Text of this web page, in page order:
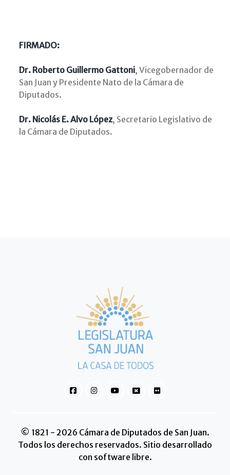
FIRMADO:
Dr. Roberto Guillermo Gattoni, Vicegobernador de
San Juan y Presidente Nato de la Cámara de
Diputados.
Dr. Nicolás E. Alvo López, Secretario Legislativo de
la Cámara de Diputados.
© 1821 - 2026 Cámara de Diputados de San Juan.
Todos los derechos reservados. Sitio desarrollado
con software libre.